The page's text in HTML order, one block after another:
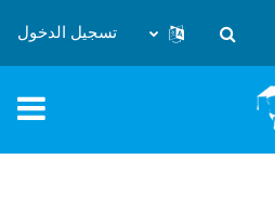
تبديل إدخال البحث
تسجيل الدخول